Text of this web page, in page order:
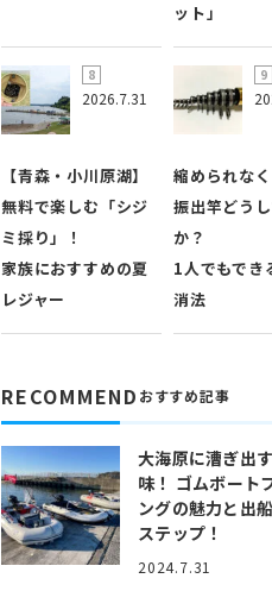
ット」
2026.7.31
【青森・小川原湖】
無料で楽しむ「シジ
ミ採り」！
家族におすすめの夏
レジャー
縮められな
振出竿どう
か？
1人でもでき
消法
RECOMMEND おすすめ記事
大海原に漕ぎ出
味！ ゴムボート
ングの魅力と出
ステップ！
2024.7.31